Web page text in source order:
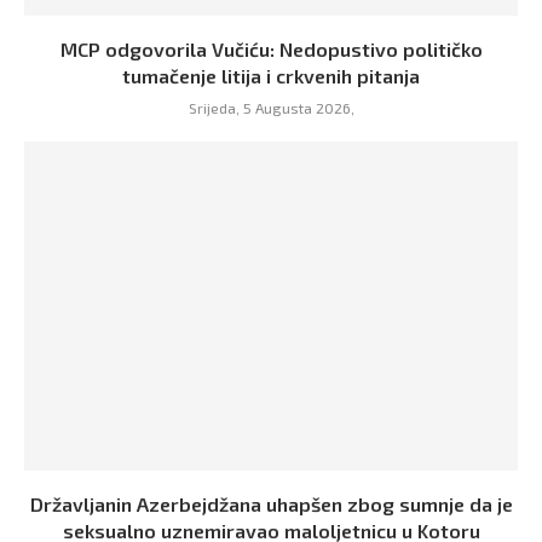
MCP odgovorila Vučiću: Nedopustivo političko
tumačenje litija i crkvenih pitanja
Srijeda, 5 Augusta 2026,
Državljanin Azerbejdžana uhapšen zbog sumnje da je
seksualno uznemiravao maloljetnicu u Kotoru